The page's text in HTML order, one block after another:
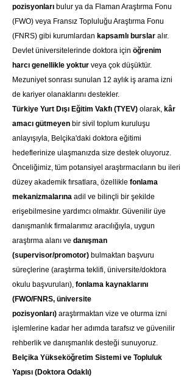
pozisyonları bulur ya da Flaman Araştırma Fonu
(FWO) veya Fransız Topluluğu Araştırma Fonu
(FNRS) gibi kurumlardan kapsamlı burslar alır.
Devlet üniversitelerinde doktora için öğrenim
harcı genellikle yoktur veya çok düşüktür.
Mezuniyet sonrası sunulan 12 aylık iş arama izni
de kariyer olanaklarını destekler.
Türkiye Yurt Dışı Eğitim Vakfı (TYEV) olarak, kâr
amacı gütmeyen bir sivil toplum kuruluşu
anlayışıyla, Belçika'daki doktora eğitimi
hedeflerinize ulaşmanızda size destek oluyoruz.
Önceliğimiz, tüm potansiyel araştırmacıların bu ileri
düzey akademik fırsatlara, özellikle fonlama
mekanizmalarına adil ve bilinçli bir şekilde
erişebilmesine yardımcı olmaktır. Güvenilir üye
danışmanlık firmalarımız aracılığıyla, uygun
araştırma alanı ve danışman
(supervisor/promotor) bulmaktan başvuru
süreçlerine (araştırma teklifi, üniversite/doktora
okulu başvuruları), fonlama kaynaklarını
(FWO/FNRS, üniversite
pozisyonları) araştırmaktan vize ve oturma izni
işlemlerine kadar her adımda tarafsız ve güvenilir
rehberlik ve danışmanlık desteği sunuyoruz.
Belçika Yükseköğretim Sistemi ve Topluluk
Yapısı (Doktora Odaklı)